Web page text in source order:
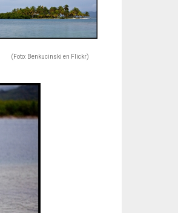
(Foto: Benkucinski en Flickr)